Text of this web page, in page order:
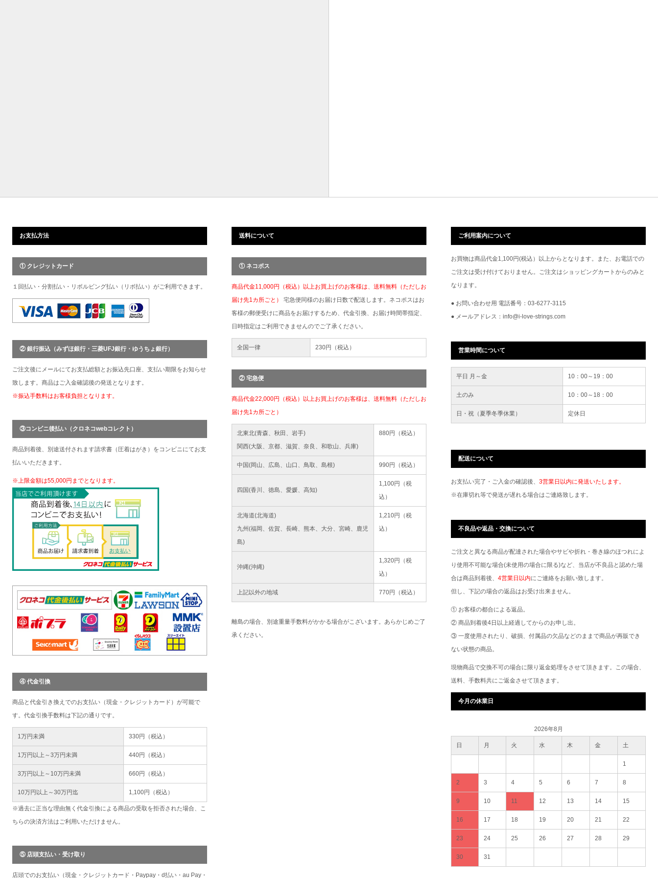
お支払方法
① クレジットカード
１回払い・分割払い・リボルビング払い（リボ払い）がご利用できます。
② 銀行振込（みずほ銀行・三菱UFJ銀行・ゆうちょ銀行）
ご注文後にメールにてお支払総額とお振込先口座、支払い期限をお知らせ
致します。商品はご入金確認後の発送となります。
※振込手数料はお客様負担となります。
③コンビニ後払い（クロネコwebコレクト）
商品到着後、別途送付されます請求書（圧着はがき）をコンビニにてお支
払いいただきます。
※上限金額は55,000円までとなります。
④ 代金引換
商品と代金引き換えでのお支払い（現金・クレジットカード）が可能で
す。代金引換手数料は下記の通りです。
1万円未満 330円（税込）
1万円以上～3万円未満 440円（税込）
3万円以上～10万円未満 660円（税込）
10万円以上～30万円迄 1,100円（税込）
※過去に正当な理由無く代金引換による商品の受取を拒否された場合、こ
ちらの決済方法はご利用いただけません。
⑤ 店頭支払い・受け取り
店頭でのお支払い（現金・クレジットカード・Paypay・d払い・au Pay・
送料について
① ネコポス
商品代金11,000円（税込）以上お買上げのお客様は、送料無料（ただしお
届け先1カ所ごと） 宅急便同様のお届け日数で配送します。ネコポスはお
客様の郵便受けに商品をお届けするため、代金引換、お届け時間帯指定、
日時指定はご利用できませんのでご了承ください。
全国一律 230円（税込）
② 宅急便
商品代金22,000円（税込）以上お買上げのお客様は、送料無料（ただしお
届け先1カ所ごと）
北東北(青森、秋田、岩手)
関西(大阪、京都、滋賀、奈良、和歌山、兵庫)
880円（税込）
中国(岡山、広島、山口、鳥取、島根) 990円（税込）
四国(香川、徳島、愛媛、高知)
1,100円（税
込）
北海道(北海道)
九州(福岡、佐賀、長崎、熊本、大分、宮崎、鹿児
島)
1,210円（税
込）
沖縄(沖縄)
1,320円（税
込）
上記以外の地域 770円（税込）
離島の場合、別途重量手数料がかかる場合がこざいます。あらかじめご了
承ください。
ご利用案内について
お買物は商品代金1,100円(税込）以上からとなります。また、お電話での
ご注文は受け付けておりません。ご注文はショッピングカートからのみと
なります。
● お問い合わせ用 電話番号：03-6277-3115
● メールアドレス：info@i-love-strings.com
営業時間について
平日 月～金 10：00～19：00
土のみ 10：00～18：00
日・祝（夏季冬季休業） 定休日
配送について
お支払い完了・ご入金の確認後、 3営業日以内に発送いたします。
※在庫切れ等で発送が遅れる場合はご連絡致します。
不良品や返品・交換について
ご注文と異なる商品が配達された場合やサビや折れ・巻き線のほつれによ
り使用不可能な場合(未使用の場合に限る)など、当店が不良品と認めた場
合は商品到着後、 4営業日以内にご連絡をお願い致します。
但し、下記の場合の返品はお受け出来ません。
① お客様の都合による返品。
② 商品到着後4日以上経過してからのお申し出。
③ 一度使用されたり、破損、付属品の欠品などのままで商品が再販でき
ない状態の商品。
現物商品で交換不可の場合に限り返金処理をさせて頂きます。この場合、
送料、手数料共にご返金させて頂きます。
今月の休業日
2026年8月
日 月 火 水 木 金 土
1
2 3 4 5 6 7 8
9 10 11 12 13 14 15
16 17 18 19 20 21 22
23 24 25 26 27 28 29
30 31